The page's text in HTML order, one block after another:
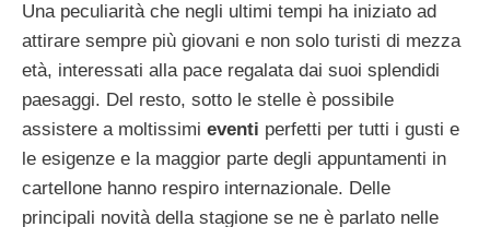
Una peculiarità che negli ultimi tempi ha iniziato ad
attirare sempre più giovani e non solo turisti di mezza
età, interessati alla pace regalata dai suoi splendidi
paesaggi. Del resto, sotto le stelle è possibile
assistere a moltissimi eventi perfetti per tutti i gusti e
le esigenze e la maggior parte degli appuntamenti in
cartellone hanno respiro internazionale. Delle
principali novità della stagione se ne è parlato nelle